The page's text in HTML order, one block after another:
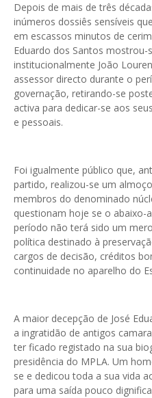
Depois de mais de três
inúmeros dossiês sensíveis
em escassos minutos de
Eduardo dos Santos
institucionalmente João
assessor directo durante o
governação, retirando-se
activa para dedicar-se aos
e pessoais.
Foi igualmente público que,
partido, realizou-se um
membros do denominado
questionam hoje se o abaixo-
período não terá sido um
política destinado à
cargos de decisão, créditos
continuidade no aparelho do
A maior decepção de José
a ingratidão de antigos
ter ficado registado na sua
presidência do MPLA. Um
se e dedicou toda a sua vida
para uma saída pouco